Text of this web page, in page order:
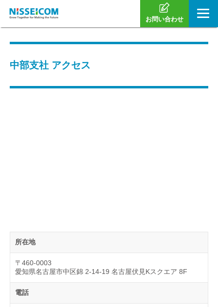
お問い合わせ
中部支社 アクセス
所在地
〒460-0003
愛知県名古屋市中区錦 2-14-19 名古屋伏見Kスクエア 8F
電話